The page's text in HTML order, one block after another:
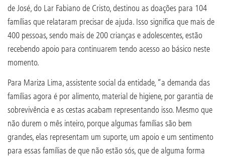
de José, do Lar Fabiano de Cristo, destinou as doações para 104
famílias que relataram precisar de ajuda. Isso significa que mais de
400 pessoas, sendo mais de 200 crianças e adolescentes, estão
recebendo apoio para continuarem tendo acesso ao básico neste
momento.
Para Mariza Lima, assistente social da entidade, “a demanda das
famílias agora é por alimento, material de higiene, por garantia de
sobrevivência e as cestas acabam representando isso. Mesmo que
não durem o mês inteiro, porque algumas famílias são bem
grandes, elas representam um suporte, um apoio e um sentimento
para essas famílias de que não estão sós, que de alguma forma